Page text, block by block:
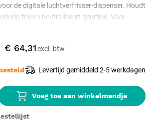
€ 64,31
Voeg toe aan winkelmandje
Levertijd gemiddeld 2-5 werkdagen
de digitale luchtverfrisser-dispenser. Houdt
fris en neutraliseert geurtjes. Voor
in horeca, kantoren, scholen en zorg.